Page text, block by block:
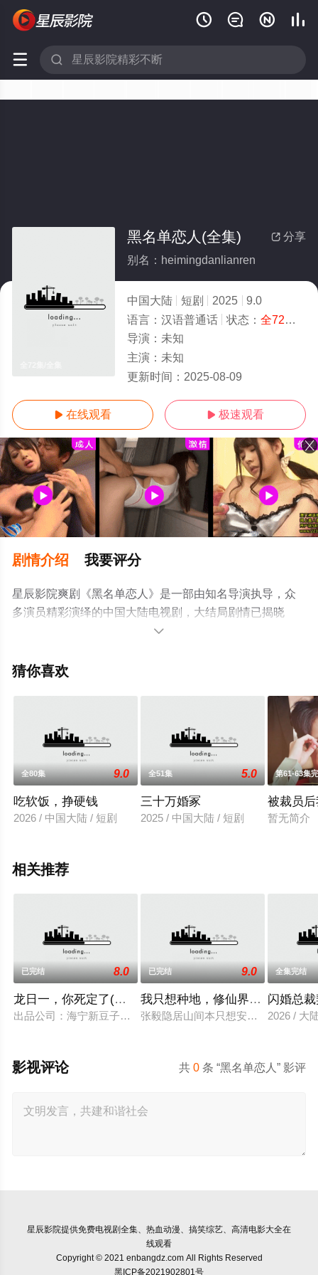
   
 
 分享
黑名单恋人(全集)
别名：heimingdanlianren
中国大陆 短剧 2025
9.0
语言： 汉语普通话 状态： 全72集
导演： 未知
主演： 未知
更新时间： 2025-08-09
 在线观看  极速观看
剧情介绍 我要评分
星辰影院爽剧《黑名单恋人》是一部由知名导演执导，众
多演员精彩演绎的中国大陆电视剧，大结局剧情已揭晓
（全72集），手机免费观看高清未删减完整版电视剧全集
视猫或剧情网等平台了解。

猜你喜欢
全80集 9.0
吃软饭，挣硬钱
2026 / 中国大陆 / 短剧
全51集 5.0
三十万婚冢
2025 / 中国大陆 / 短剧
第61-63集
被裁员
暂无简介
相关推荐
已完结 8.0
龙日一，你死定了(短剧)
出品公司：海宁新豆子影视传媒有限公司、北京九和龙胜文化
已完结 9.0
我只想种地，修仙界却奉我为神
张毅隐居山间本只想安静度日，直到
全集完结
闪婚总
2026 / 大
共0 条 “黑名单恋人” 影评
影视评论
星辰影院提供免费电视剧全集、热血动漫、搞笑综艺、高清电影大全在
线观看
Copyright © 2021 enbangdz.com All Rights Reserved
黑ICP备2021902801号